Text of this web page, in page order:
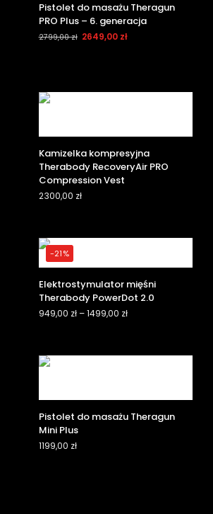
Pistolet do masażu Theragun
PRO Plus – 6. generacja
2799,00zł 2649,00 zł
Kamizelka kompresyjna
Therabody RecoveryAir PRO
Compression Vest
2300,00 zł
-21%
Elektrostymulator mięśni
Therabody PowerDot 2.0
949,00 zł –1499,00 zł
Pistolet do masażu Theragun
Mini Plus
1199,00 zł